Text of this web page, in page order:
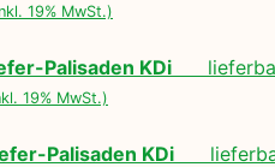
19% MwSt.)
Palisaden KDi lieferbar
19% MwSt.)
Palisaden KDi lieferbar